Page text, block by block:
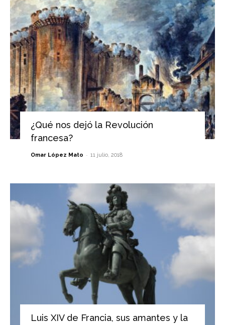
¿Qué nos dejó la Revolución
francesa?
Omar López Mato - 11 julio, 2018
Luis XIV de Francia, sus amantes y la